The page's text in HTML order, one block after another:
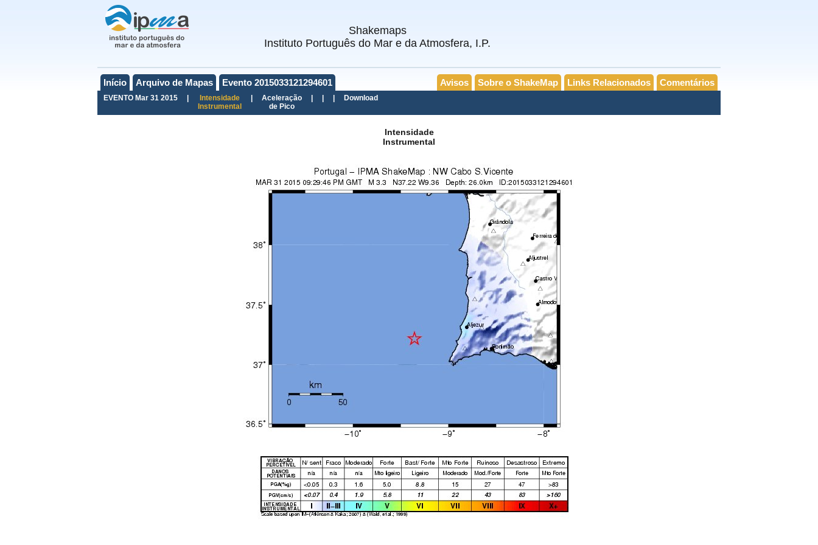
Shakemaps
Instituto Português do Mar e da Atmosfera, I.P.
Início Arquivo de Mapas Evento 2015033121294601 Comentários
Links Relacionados
Sobre o ShakeMap
Avisos
EVENTO Mar 31 2015
Intensidade
Instrumental
Aceleração
de Pico
Download
Intensidade
Instrumental